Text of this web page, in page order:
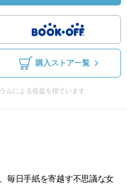
購入ストア一覧
ムによる収益を得ています
毎日手紙を寄越す不思議な女